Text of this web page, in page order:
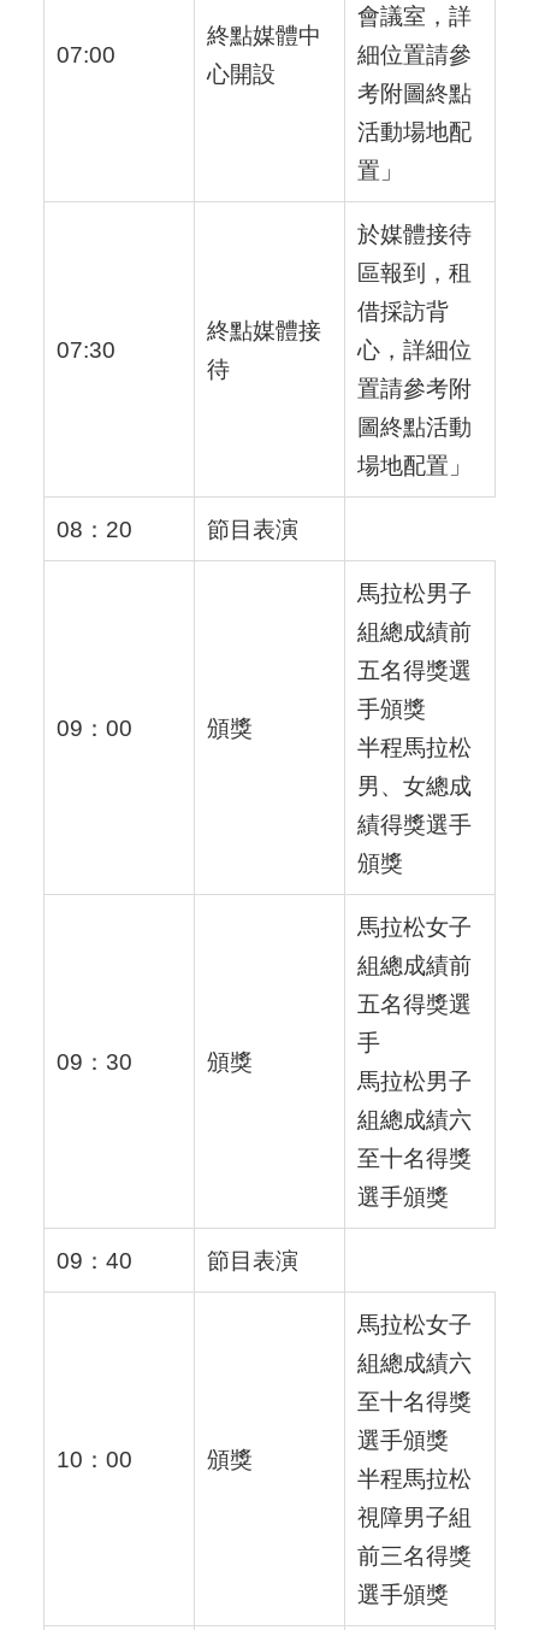
07:00
終點媒體中
心開設
會議室，詳
細位置請參
考附圖終點
活動場地配
置」
07:30
終點媒體接
待
於媒體接待
區報到，租
借採訪背
心，詳細位
置請參考附
圖終點活動
場地配置」
08：20 節目表演
09：00 頒獎
馬拉松男子
組總成績前
五名得獎選
手頒獎
半程馬拉松
男、女總成
績得獎選手
頒獎
09：30 頒獎
馬拉松女子
組總成績前
五名得獎選
手
馬拉松男子
組總成績六
至十名得獎
選手頒獎
09：40 節目表演
10：00 頒獎
馬拉松女子
組總成績六
至十名得獎
選手頒獎
半程馬拉松
視障男子組
前三名得獎
選手頒獎